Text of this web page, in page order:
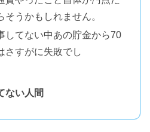
そうかもしれません。
してない中あの貯金から70
さすがに失敗でし
ない人間